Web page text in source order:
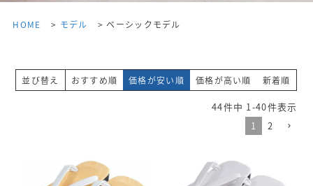
HOME モデル ベーシックモデル
並び替え おすすめ順 価格が安い順 価格が高い順 新着順
44件中 1-40件表示
1
2